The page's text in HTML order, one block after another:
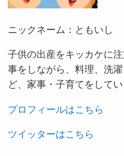
ニックネーム：ともいし
子供の出産をキッカケに
事をしながら、料理、洗
ど、家事・子育てをしてい
プロフィールはこちら
ツイッターはこちら